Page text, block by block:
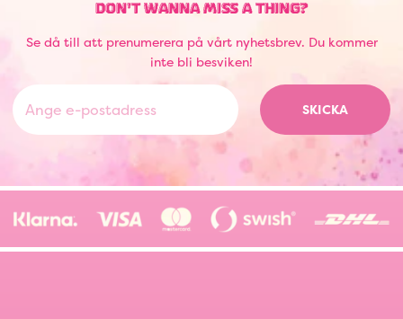
DON'T WANNA MISS A THING?
Se då till att prenumerera på vårt nyhetsbrev. Du kommer
inte bli besviken!
SKICKA